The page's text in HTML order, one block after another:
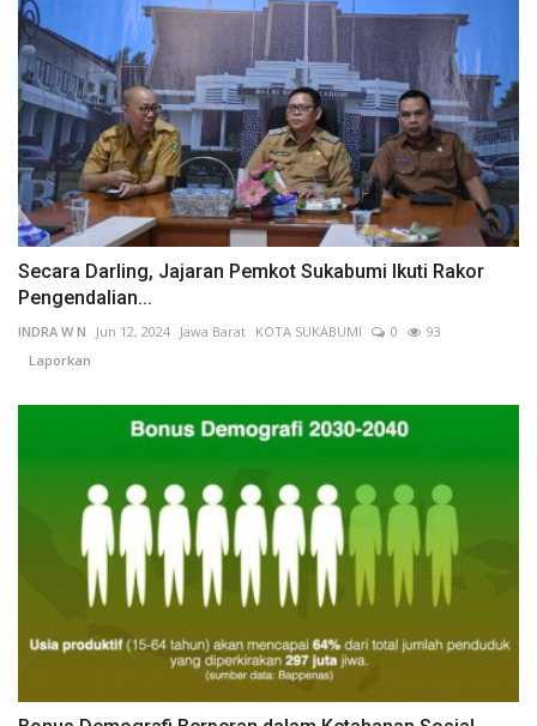
Secara Darling, Jajaran Pemkot Sukabumi Ikuti Rakor
Pengendalian...
INDRA W N Jun 12, 2024 Jawa Barat KOTA SUKABUMI 0
93
Laporkan